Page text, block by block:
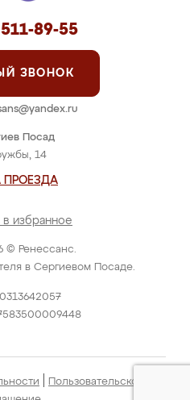
© Ренессанс.
в Сергиевом Посаде.
Посад
14
ПРОЕЗДА
избранное
511-89-55
ЗВОНОК
Пользовательское